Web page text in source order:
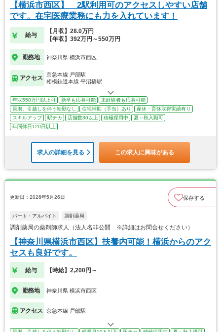
【横浜市西区】 2駅利用可のアクセスしやすい店舗
です。在宅医療業務にも力を入れています！
給与
【月収】28.0万円
【年収】392万円～550万円
勤務地 神奈川県 横浜市西区
アクセス
京急本線 戸部駅
相模鉄道本線 平沼橋駅
年収550万円以上可 新卒も応募可能
未経験者も応募可能
原則、引越しを伴う転勤なし
住宅補助（手当）あり
産休・育休取得実績有り
スキルアップ
駅チカ 店舗数30以上 積極採用中
夏～秋入職可
年間休日120日以上
求人の詳細を見る この求人に興味がある
更新日：2026年5月26日 保存する
パート・アルバイト 調剤薬局
調剤薬局の薬剤師求人（法人名非公開 ※詳細はお問合せください）
【神奈川県横浜市西区】扶養内可能！横浜からのアク
セスも良好です。
給与 【時給】2,200円～
勤務地 神奈川県 横浜市西区
アクセス 京急本線 戸部駅